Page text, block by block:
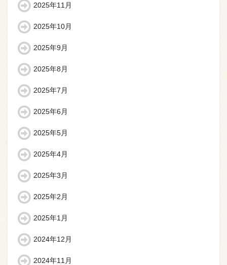
2025年11月
2025年10月
2025年9月
2025年8月
2025年7月
2025年6月
2025年5月
2025年4月
2025年3月
2025年2月
2025年1月
2024年12月
2024年11月